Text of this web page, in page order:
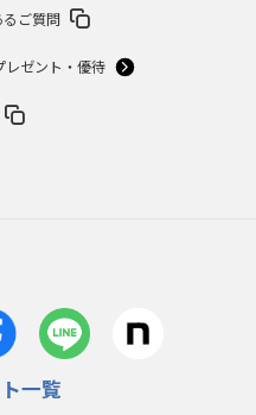
ご質問
レゼント・優待
一覧